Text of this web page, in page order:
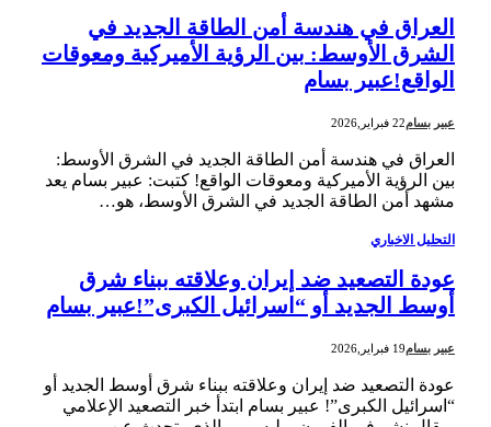
العراق في هندسة أمن الطاقة الجديد في
الشرق الأوسط: بين الرؤية الأميركية ومعوقات
الواقع!عبير بسام
عبير بسام22 فبراير,2026
العراق في هندسة أمن الطاقة الجديد في الشرق الأوسط:
بين الرؤية الأميركية ومعوقات الواقع! كتبت: عبير بسام يعد
مشهد أمن الطاقة الجديد في الشرق الأوسط، هو…
التحليل الاخباري
عودة التصعيد ضد إيران وعلاقته ببناء شرق
أوسط الجديد أو “اسرائيل الكبرى”!عبير بسام
عبير بسام19 فبراير,2026
عودة التصعيد ضد إيران وعلاقته ببناء شرق أوسط الجديد أو
“اسرائيل الكبرى”! عبير بسام ابتدأ خبر التصعيد الإعلامي